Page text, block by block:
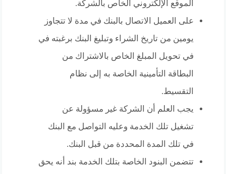
الموقع الإلكتروني الخاص بالشركة.
على العميل الاتصال بالبنك في مدة لا تتجاوز
يومين من تاريخ الشراء وتبليغ البنك برغبته في
في تحويل المبلغ الخاص بالاشتراك من
البطاقة التأمينية الخاصة به إلى نظام
التقسيط.
يجب العلم أن الشركة غير مسؤولة عن
تشغيل تلك الخدمة وعليه التواصل مع البنك
في تلك المدة المحددة من قبل البنك.
تتضمن البنود الخاصة بتلك الخدمة بند أنه يحق